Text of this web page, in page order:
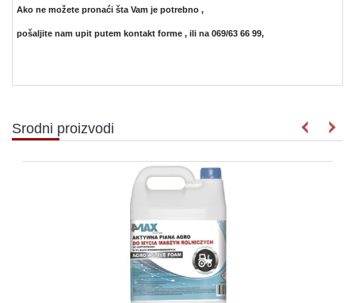
Ako ne možete pronaći šta Vam je potrebno ,
pošaljite nam upit putem kontakt forme , ili na 069/63 66 99,
Srodni proizvodi